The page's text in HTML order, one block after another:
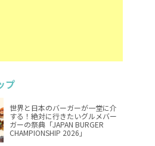
プ
世界と日本のバーガーが一堂に介
する！絶対に行きたいグルメバー
ガーの祭典「JAPAN BURGER
CHAMPIONSHIP 2026」